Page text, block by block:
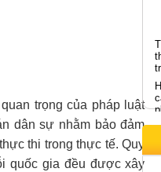
trọng của pháp luật
dân sự nhằm bảo đảm
thi trong thực tế. Quy
quốc gia đều được xây